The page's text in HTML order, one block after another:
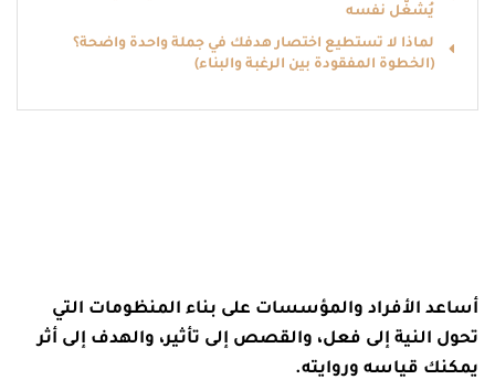
يُشغّل نفسه
لماذا لا تستطيع اختصار هدفك في جملة واحدة واضحة؟
(الخطوة المفقودة بين الرغبة والبناء)
أساعد الأفراد والمؤسسات على بناء المنظومات التي
تحول النية إلى فعل، والقصص إلى تأثير، والهدف إلى أثر
يمكنك قياسه وروايته.